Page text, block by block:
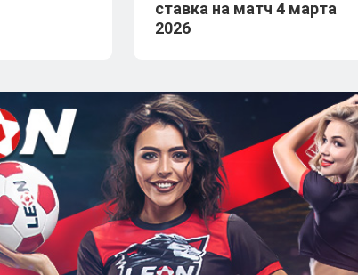
ставка на матч 4 марта
2026